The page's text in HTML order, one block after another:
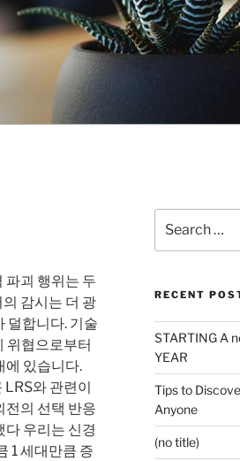
파괴 행위는 두
감시는 더 광
덜합니다. 기술
위협으로부터
에 있습니다.
와 관련이
전의 선택 반응
다 우리는 신경
1 세대만큼 증
for:
RECENT
STARTING A
YEAR
Tips to
Anyone
(no title)